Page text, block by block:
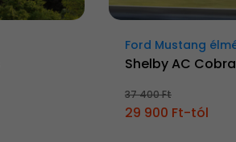
Ford Mustang
Shelby AC
37 400 Ft
29 900 Ft-tól